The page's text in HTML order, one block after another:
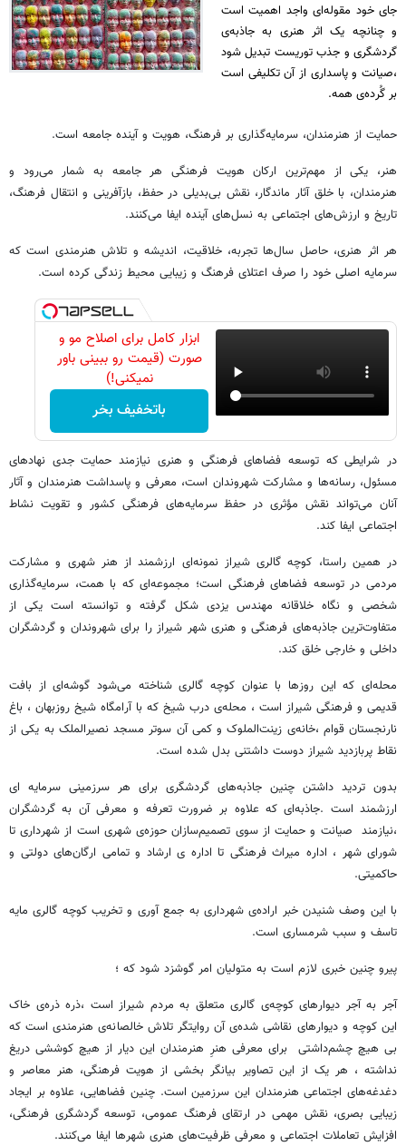
جای خود مقوله‌ای واجد اهمیت است
و چنانچه یک اثر هنری به جاذبه‌ی
گردشگری و جذب توریست تبدیل شود
،صیانت و پاسداری از آن تکلیفی است
بر گُرده‌ی همه.
حمایت از هنرمندان، سرمایه‌گذاری بر فرهنگ، هویت و آینده جامعه است.
هنر، یکی از مهم‌ترین ارکان هویت فرهنگی هر جامعه به شمار می‌رود و
هنرمندان، با خلق آثار ماندگار، نقش بی‌بدیلی در حفظ، بازآفرینی و انتقال فرهنگ،
تاریخ و ارزش‌های اجتماعی به نسل‌های آینده ایفا می‌کنند.
هر اثر هنری، حاصل سال‌ها تجربه، خلاقیت، اندیشه و تلاش هنرمندی است که
سرمایه اصلی خود را صرف اعتلای فرهنگ و زیبایی محیط زندگی کرده است.
ابزار کامل برای اصلاح مو و
صورت (قیمت رو ببینی باور
نمیکنی!)
باتخفیف بخر
در شرایطی که توسعه فضاهای فرهنگی و هنری نیازمند حمایت جدی نهادهای
مسئول، رسانه‌ها و مشارکت شهروندان است، معرفی و پاسداشت هنرمندان و آثار
آنان می‌تواند نقش مؤثری در حفظ سرمایه‌های فرهنگی کشور و تقویت نشاط
اجتماعی ایفا کند.
در همین راستا، کوچه گالری شیراز نمونه‌ای ارزشمند از هنر شهری و مشارکت
مردمی در توسعه فضاهای فرهنگی است؛ مجموعه‌ای که با همت، سرمایه‌گذاری
شخصی و نگاه خلاقانه مهندس یزدی شکل گرفته و توانسته است یکی از
متفاوت‌ترین جاذبه‌های فرهنگی و هنری شهر شیراز را برای شهروندان و گردشگران
داخلی و خارجی خلق کند.
محله‌ای که این روزها با عنوان کوچه گالری شناخته می‌شود گوشه‌ای از بافت
قدیمی و فرهنگی شیراز است ، محله‌ی درب شیخ که با آرامگاه شیخ روزبهان ، باغ
نارنجستان قوام ،خانه‌ی زینت‌الملوک و کمی آن سوتر مسجد نصیرالملک به یکی از
نقاط پربازدید شیراز دوست داشتنی بدل شده است.
بدون تردید داشتن چنین جاذبه‌های گردشگری برای هر سرزمینی سرمایه ای
ارزشمند است .جاذبه‌ای که علاوه بر ضرورت تعرفه و معرفی آن به گردشگران
،نیازمند صیانت و حمایت از سوی تصمیم‌سازان حوزه‌ی شهری است از شهرداری تا
شورای شهر ، اداره میراث فرهنگی تا اداره ی ارشاد و تمامی ارگان‌های دولتی و
حاکمیتی.
با این وصف شنیدن خبر اراده‌ی شهرداری به جمع آوری و تخریب کوچه گالری مایه
تاسف و سبب شرمساری است.
پیرو چنین خبری لازم است به متولیان امر گوشزد شود که ؛
آجر به آجر دیوارهای کوچه‌ی گالری متعلق به مردم شیراز است ،ذره ذره‌ی خاک
این کوچه و دیوارهای نقاشی شده‌ی آن روایتگر تلاش خالصانه‌ی هنرمندی است که
بی هیچ چشم‌داشتی برای معرفی هنرِ هنرمندان این دیار از هیچ کوششی دریغ
نداشته ، هر یک از این تصاویر بیانگر بخشی از هویت فرهنگی، هنر معاصر و
دغدغه‌های اجتماعی هنرمندان این سرزمین است. چنین فضاهایی، علاوه بر ایجاد
زیبایی بصری، نقش مهمی در ارتقای فرهنگ عمومی، توسعه گردشگری فرهنگی،
افزایش تعاملات اجتماعی و معرفی ظرفیت‌های هنری شهرها ایفا می‌کنند.